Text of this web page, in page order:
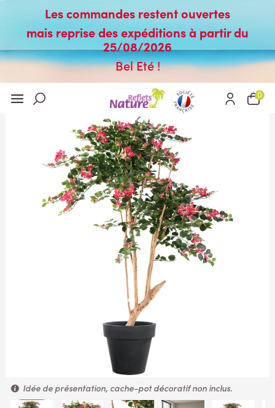
Les commandes restent ouvertes
mais reprise des expéditions à partir du
25/08/2026
Bel Eté !
0
Idée de présentation, cache-pot décoratif non inclus.